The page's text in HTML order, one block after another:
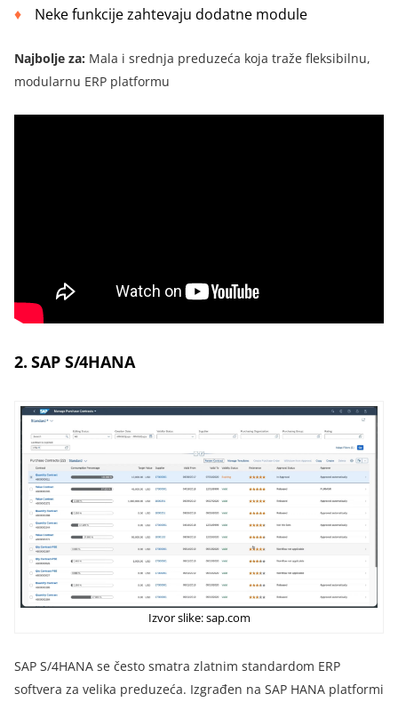
Neke funkcije zahtevaju dodatne module
Najbolje za: Mala i srednja preduzeća koja traže fleksibilnu,
modularnu ERP platformu
2. SAP S/4HANA
Izvor slike: sap.com
SAP S/4HANA se često smatra zlatnim standardom ERP
softvera za velika preduzeća. Izgrađen na SAP HANA platformi